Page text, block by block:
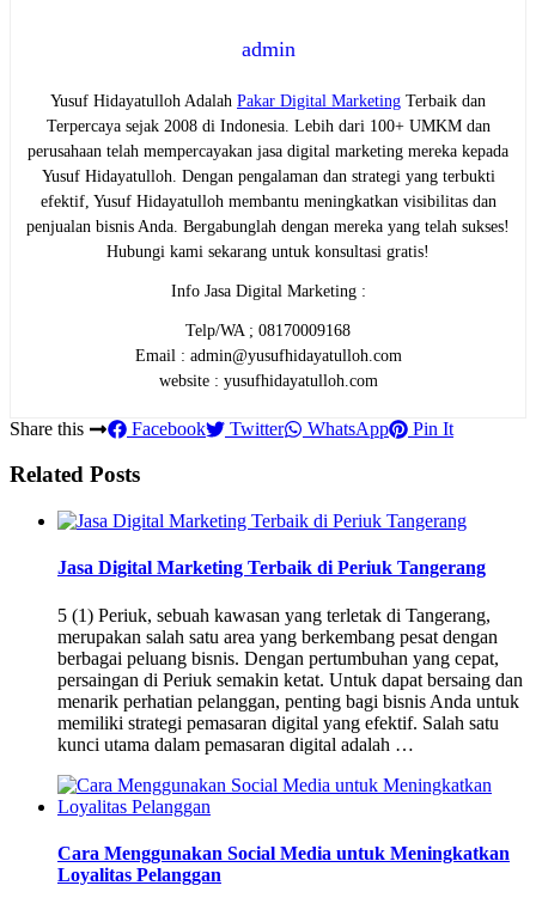
admin
Yusuf Hidayatulloh Adalah Pakar Digital Marketing Terbaik dan
Terpercaya sejak 2008 di Indonesia. Lebih dari 100+ UMKM dan
perusahaan telah mempercayakan jasa digital marketing mereka kepada
Yusuf Hidayatulloh. Dengan pengalaman dan strategi yang terbukti
efektif, Yusuf Hidayatulloh membantu meningkatkan visibilitas dan
penjualan bisnis Anda. Bergabunglah dengan mereka yang telah sukses!
Hubungi kami sekarang untuk konsultasi gratis!
Info Jasa Digital Marketing :
Telp/WA ; 08170009168
Email : admin@yusufhidayatulloh.com
website : yusufhidayatulloh.com
Share this Facebook Twitter WhatsApp Pin It
Related Posts
Jasa Digital Marketing Terbaik di Periuk Tangerang
5 (1) Periuk, sebuah kawasan yang terletak di Tangerang,
merupakan salah satu area yang berkembang pesat dengan
berbagai peluang bisnis. Dengan pertumbuhan yang cepat,
persaingan di Periuk semakin ketat. Untuk dapat bersaing dan
menarik perhatian pelanggan, penting bagi bisnis Anda untuk
memiliki strategi pemasaran digital yang efektif. Salah satu
kunci utama dalam pemasaran digital adalah …
Cara Menggunakan Social Media untuk Meningkatkan
Loyalitas Pelanggan